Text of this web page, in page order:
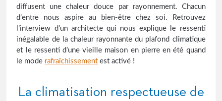
diffusent une chaleur douce par rayonnement. Chacun
d’entre nous aspire au bien-être chez soi. Retrouvez
l’interview d’un architecte qui nous explique le ressenti
inégalable de la chaleur rayonnante du plafond climatique
et le ressenti d’une vieille maison en pierre en été quand
le mode rafraîchissement est activé !
La climatisation respectueuse de